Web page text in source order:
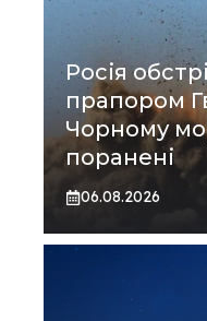
Росія
прапором
Чорному
поранені
06.08.2026